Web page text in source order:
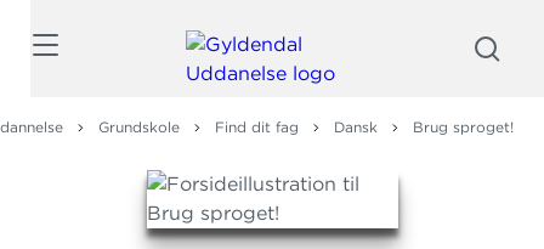
Grundskole Find dit fag Dansk Brug sproget!